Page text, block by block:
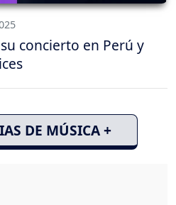
concierto en Perú y
DE MÚSICA +